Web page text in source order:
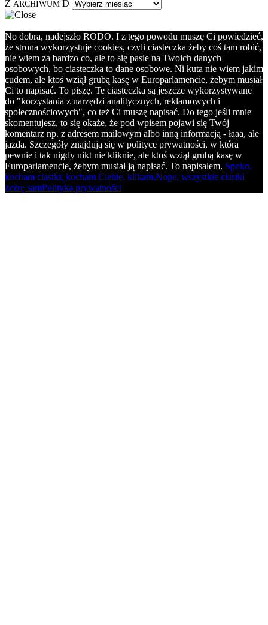
Z ARCHIWUM D
No dobra, nadejszło RODO. I z tego powodu muszę Ci powiedzieć,
że strona wykorzystuje cookies, czyli ciasteczka żeby coś tam robić,
nie wiem za bardzo co, ale to się pasie na Twoich danych
osobowych, bo ciasteczka to dane osobowe. Ni kuta nie wiem jakim
cudem, ale ktoś wziął grubą kasę w Europarlamencie, żebym musiał
Ci to napisać. To piszę. Te ciasteczka są jeszcze wykorzystywane
do "korzystania z narzędzi analitycznych, reklamowych i
społecznościowych", co też Ci muszę napisać. Do tego jeśli mnie
skomentujesz, to się okaże, że pod wpisem pojawi się Twój
komentarz np. z adresem mailowym albo inną informacją - łaaa, ale
jazda. Szczegóły znajdują się w polityce prywatności, w która
pewnie i tak nigdy nikt nie kliknie, ale ktoś wziął grubą kasę w
Europarlamencie, żebym musiał ją napisać. To napisałem. Spoko,
kocham ciastki, kocham Ciebie, klikam.Nope, wszystkie ciastki
zeżrę samPolityka prywatności